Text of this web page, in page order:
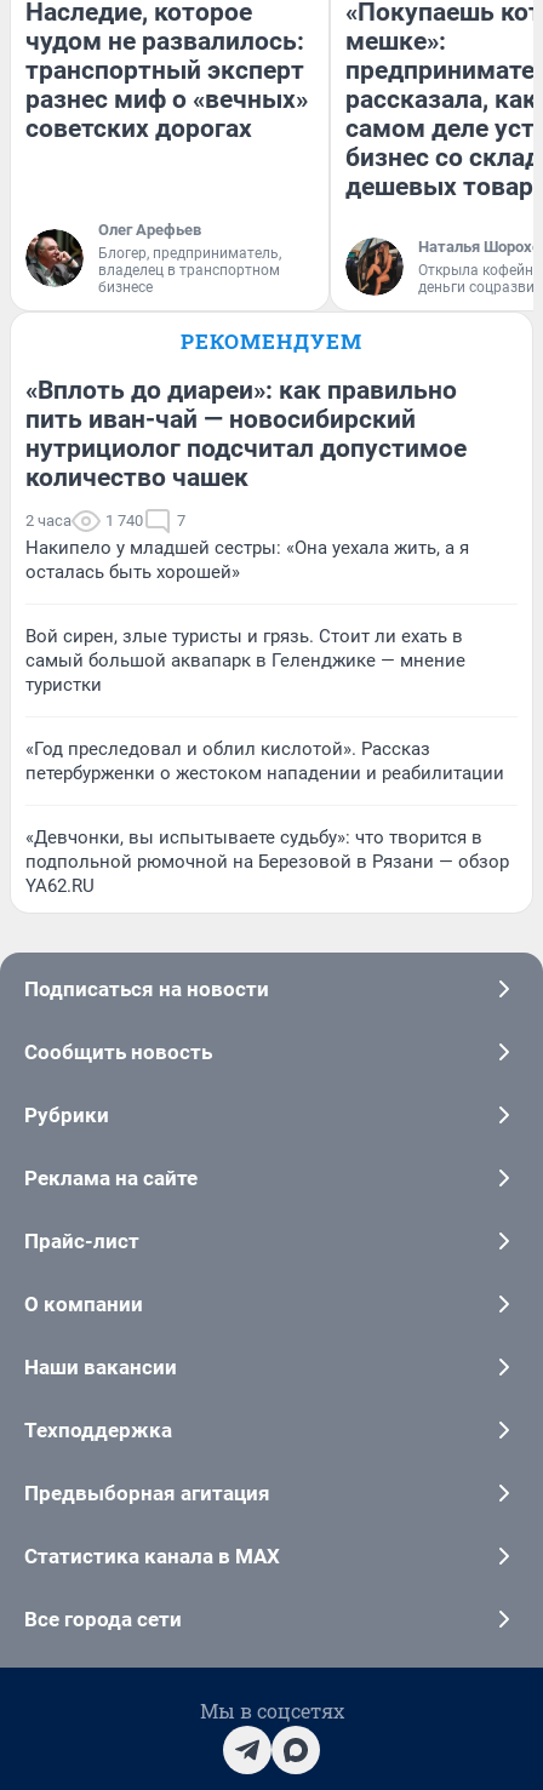
Наследие, которое
чудом не развалилось:
транспортный эксперт
разнес миф о «вечных»
советских дорогах
Олег Арефьев
Блогер, предприниматель,
владелец в транспортном
бизнесе
«Покупаешь
мешке»:
рассказала, как
самом деле
бизнес со
дешевых
Наталья
Открыла
деньги
РЕКОМЕНДУЕМ
«Вплоть до диареи»: как правильно
пить иван-чай — новосибирский
нутрициолог подсчитал допустимое
количество чашек
2 часа 1 740 7
Накипело у младшей сестры: «Она уехала жить, а я
осталась быть хорошей»
Вой сирен, злые туристы и грязь. Стоит ли ехать в
самый большой аквапарк в Геленджике — мнение
туристки
«Год преследовал и облил кислотой». Рассказ
петербурженки о жестоком нападении и реабилитации
«Девчонки, вы испытываете судьбу»: что творится в
подпольной рюмочной на Березовой в Рязани — обзор
YA62.RU
Подписаться на новости
Сообщить новость
Рубрики
Реклама на сайте
Прайс-лист
О компании
Наши вакансии
Техподдержка
Предвыборная агитация
Статистика канала в MAX
Все города сети
Мы в соцсетях